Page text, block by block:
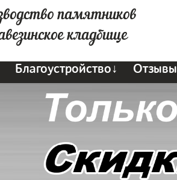
памятников
кладбище
Благоустройство↓ Отзывы